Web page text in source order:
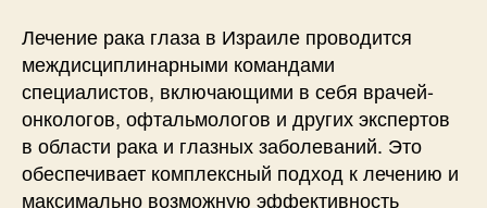
Лечение рака глаза в Израиле проводится
междисциплинарными командами
специалистов, включающими в себя врачей-
онкологов, офтальмологов и других экспертов
в области рака и глазных заболеваний. Это
обеспечивает комплексный подход к лечению и
максимально возможную эффективность